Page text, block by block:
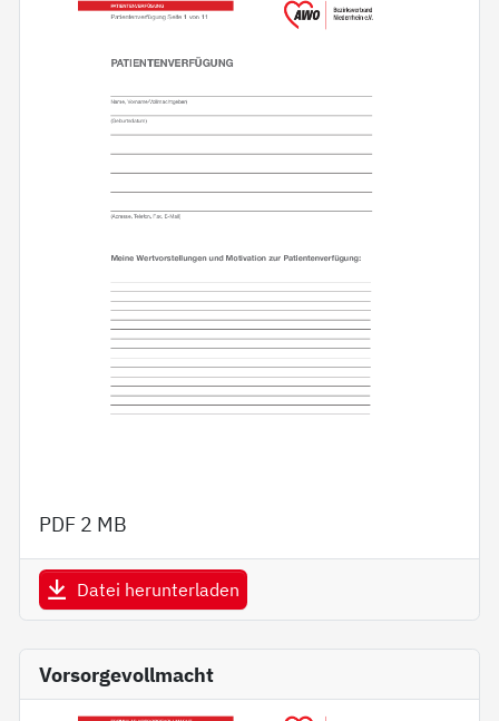
PDF 2 MB
Datei herunterladen
Vorsorgevollmacht